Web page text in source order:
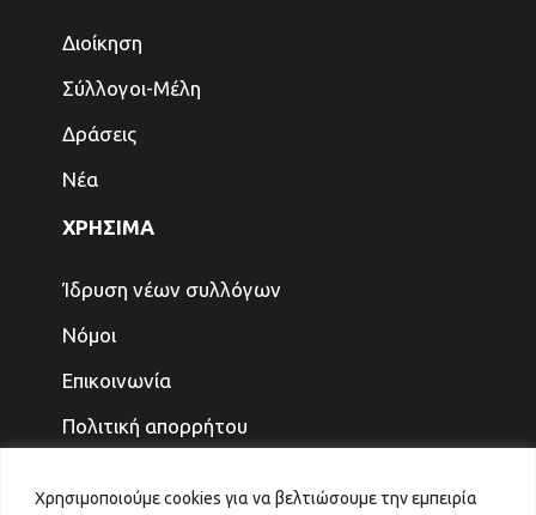
Χρησιμοποιούμε cookies για να βελτιώσουμε την εμπειρία
Διοίκηση
Σύλλογοι-Μέλη
Δράσεις
Νέα
ΧΡΗΣΙΜΑ
Ίδρυση νέων συλλόγων
Νόμοι
Επικοινωνία
Πολιτική απορρήτου